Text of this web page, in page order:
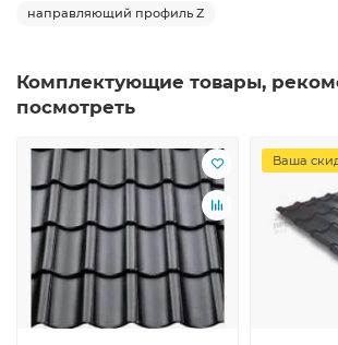
направляющий профиль Z
Комплектующие товары,
посмотреть
Ваша